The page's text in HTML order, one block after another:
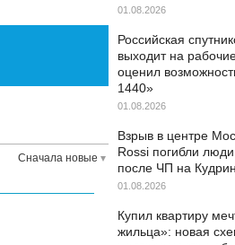
Сначала новые
01.08.2026
Российская
выходит на
оценил
1440»
01.08.2026
Взрыв в центре
Rossi погибли
после ЧП на
01.08.2026
Купил квартиру
жильца»: новая